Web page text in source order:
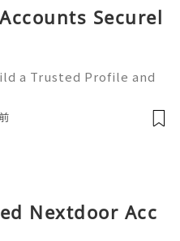
Securel
a Trusted Profile and
and collabo
Nextdoor Acc